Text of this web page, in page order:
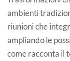
ambienti
riunioni che
ampliando le
come racconta il